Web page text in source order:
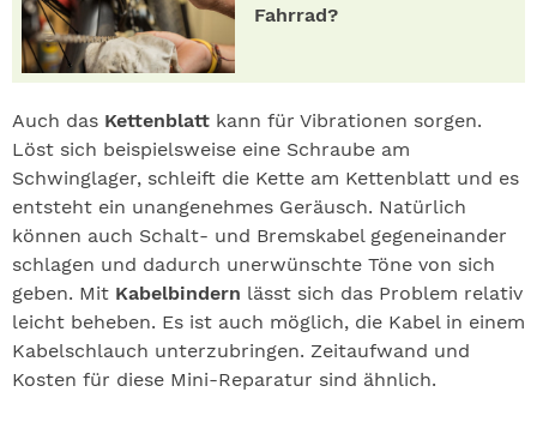
Fahrrad?
Auch das Kettenblatt kann für Vibrationen sorgen.
Löst sich beispielsweise eine Schraube am
Schwinglager, schleift die Kette am Kettenblatt und es
entsteht ein unangenehmes Geräusch. Natürlich
können auch Schalt- und Bremskabel gegeneinander
schlagen und dadurch unerwünschte Töne von sich
geben. Mit Kabelbindern lässt sich das Problem relativ
leicht beheben. Es ist auch möglich, die Kabel in einem
Kabelschlauch unterzubringen. Zeitaufwand und
Kosten für diese Mini-Reparatur sind ähnlich.